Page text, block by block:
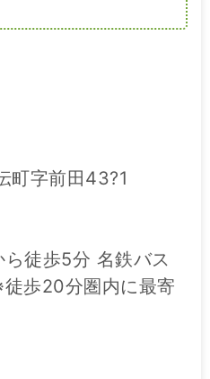
町字前田43?1
徒歩5分 名鉄バス
歩20分圏内に最寄